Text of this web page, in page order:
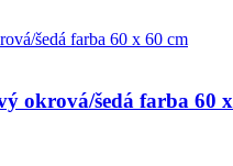
okrová/šedá farba 60